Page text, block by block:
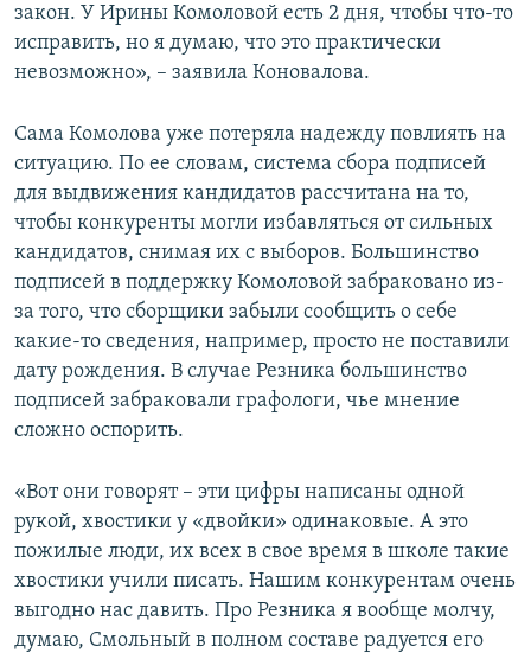
закон. У Ирины Комоловой есть 2 дня, чтобы что-то
исправить, но я думаю, что это практически
невозможно», – заявила Коновалова.
Сама Комолова уже потеряла надежду повлиять на
ситуацию. По ее словам, система сбора подписей
для выдвижения кандидатов рассчитана на то,
чтобы конкуренты могли избавляться от сильных
кандидатов, снимая их с выборов. Большинство
подписей в поддержку Комоловой забраковано из-
за того, что сборщики забыли сообщить о себе
какие-то сведения, например, просто не поставили
дату рождения. В случае Резника большинство
подписей забраковали графологи, чье мнение
сложно оспорить.
«Вот они говорят – эти цифры написаны одной
рукой, хвостики у «двойки» одинаковые. А это
пожилые люди, их всех в свое время в школе такие
хвостики учили писать. Нашим конкурентам очень
выгодно нас давить. Про Резника я вообще молчу,
думаю, Смольный в полном составе радуется его